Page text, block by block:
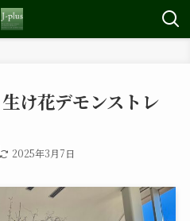
け花デモンストレ
2025年3月7日